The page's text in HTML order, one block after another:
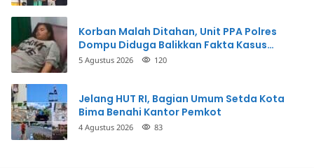
Korban Malah Ditahan, Unit PPA Polres
Dompu Diduga Balikkan Fakta Kasus
Penganiayaan
5 Agustus 2026 120
Jelang HUT RI, Bagian Umum Setda Kota
Bima Benahi Kantor Pemkot
4 Agustus 2026 83